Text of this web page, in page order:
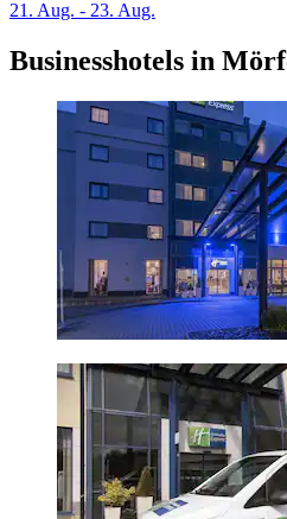
21. Aug. - 23. Aug.
Businesshotels in